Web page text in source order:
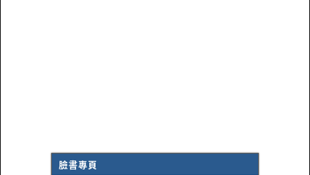
臉書專頁